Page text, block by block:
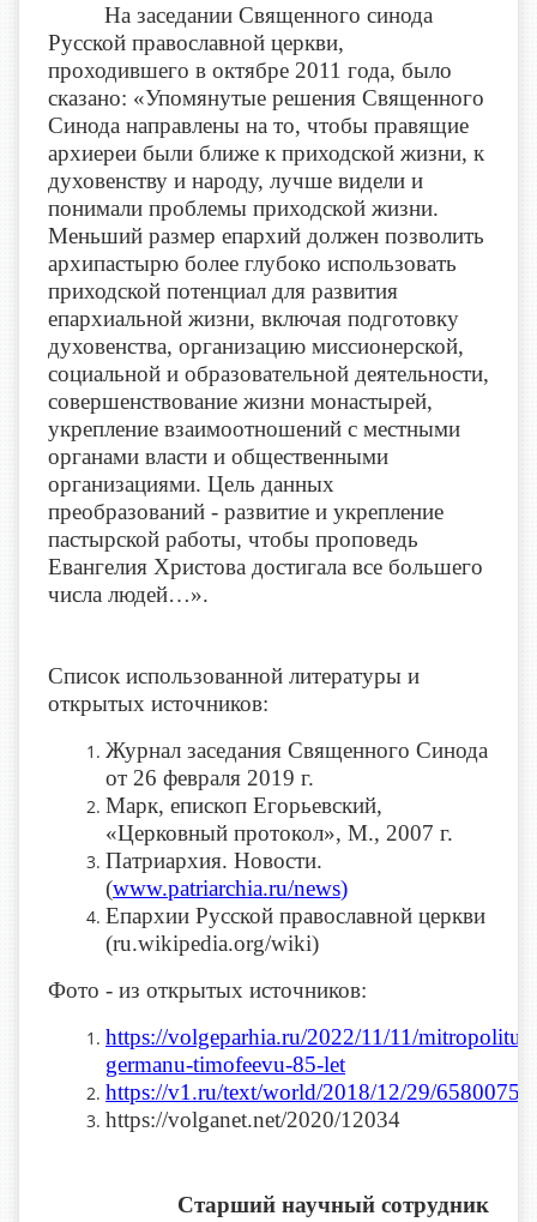
На заседании Священного синода
Русской православной церкви,
проходившего в октябре 2011 года, было
сказано: «Упомянутые решения Священного
Синода направлены на то, чтобы правящие
архиереи были ближе к приходской жизни, к
духовенству и народу, лучше видели и
понимали проблемы приходской жизни.
Меньший размер епархий должен позволить
архипастырю более глубоко использовать
приходской потенциал для развития
епархиальной жизни, включая подготовку
духовенства, организацию миссионерской,
социальной и образовательной деятельности,
совершенствование жизни монастырей,
укрепление взаимоотношений с местными
органами власти и общественными
организациями. Цель данных
преобразований - развитие и укрепление
пастырской работы, чтобы проповедь
Евангелия Христова достигала все большего
числа людей…».
Список использованной литературы и
открытых источников:
Журнал заседания Священного Синода
от 26 февраля 2019 г.
Марк, епископ Егорьевский,
«Церковный протокол», М., 2007 г.
Патриархия. Новости.
(www.patriarchia.ru/news)
Епархии Русской православной церкви
(ru.wikipedia.org/wiki)
Фото - из открытых источников:
https://volgeparhia.ru/2022/11/11/mitropolitu-
germanu-timofeevu-85-let
https://v1.ru/text/world/2018/12/29/65800751
https://volganet.net/2020/12034
Старший научный сотрудник